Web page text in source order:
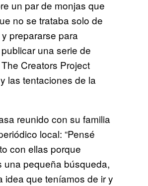
un par de monjas que
no se trataba solo de
prepararse para
una serie de
Creators Project
las tentaciones de la
reunido con su familia
local: “Pensé
con ellas porque
una pequeña búsqueda,
idea que teníamos de ir y